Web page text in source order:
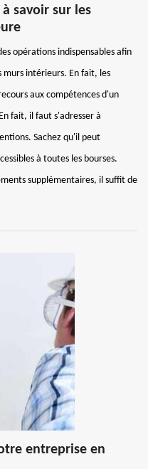
savoir sur les
opérations indispensables afin
intérieurs. En fait, les
aux compétences d'un
fait, il faut s'adresser à
Sachez qu'il peut
à toutes les bourses.
supplémentaires, il suffit de
entreprise en